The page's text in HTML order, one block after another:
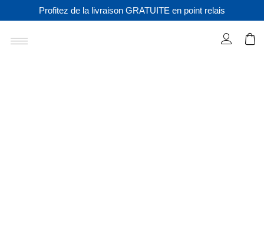
Profitez de la livraison GRATUITE en point relais